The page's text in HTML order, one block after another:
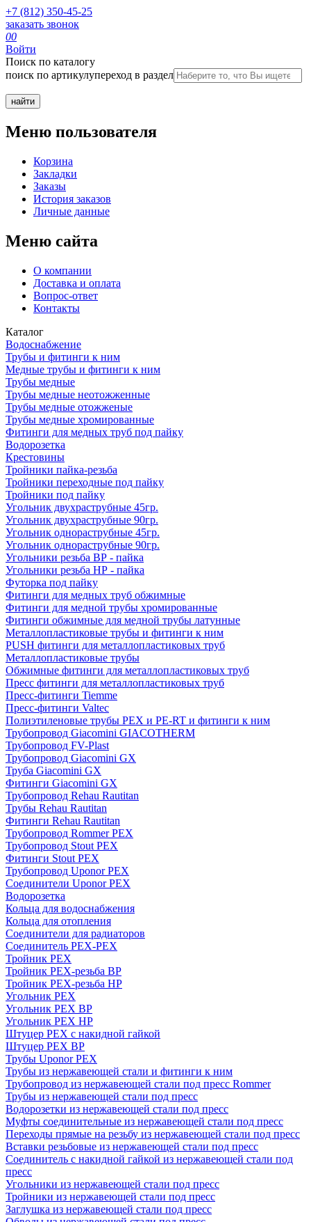
+7 (812) 350-45-25
заказать звонок
00
Войти
Поиск по каталогу
поиск по артикулупереход в раздел
Меню пользователя
Корзина
Закладки
Заказы
История заказов
Личные данные
Меню сайта
О компании
Доставка и оплата
Вопрос-ответ
Контакты
Каталог
Водоснабжение
Трубы и фитинги к ним
Медные трубы и фитинги к ним
Трубы медные
Трубы медные неотожженные
Трубы медные отожженые
Трубы медные хромированные
Фитинги для медных труб под пайку
Водорозетка
Крестовины
Тройники пайка-резьба
Тройники переходные под пайку
Тройники под пайку
Угольник двухраструбные 45гр.
Угольник двухраструбные 90гр.
Угольник однораструбные 45гр.
Угольник однораструбные 90гр.
Угольники резьба ВР - пайка
Угольники резьба НР - пайка
Футорка под пайку
Фитинги для медных труб обжимные
Фитинги для медной трубы хромированные
Фитинги обжимные для медной трубы латунные
Металлопластиковые трубы и фитинги к ним
PUSH фитинги для металлопластиковых труб
Металлопластиковые трубы
Обжимные фитинги для металлопластиковых труб
Пресс фитинги для металлопластиковых труб
Пресс-фитинги Tiemme
Пресс-фитинги Valtec
Полиэтиленовые трубы PEX и PE-RT и фитинги к ним
Трубопровод Giacomini GIACOTHERM
Трубопровод FV-Plast
Трубопровод Giacomini GX
Труба Giacomini GX
Фитинги Giacomini GX
Трубопровод Rehau Rautitan
Трубы Rehau Rautitan
Фитинги Rehau Rautitan
Трубопровод Rommer PEX
Трубопровод Stout PEX
Фитинги Stout PEX
Трубопровод Uponor PEX
Соединители Uponor PEX
Водорозетка
Кольца для водоснабжения
Кольца для отопления
Соединители для радиаторов
Соединитель PEX-PEX
Тройник PEX
Тройник PEX-резьба ВР
Тройник PEX-резьба НР
Угольник PEX
Угольник PEX ВР
Угольник PEX НР
Штуцер PEX c накидной гайкой
Штуцер PEX ВР
Трубы Uponor PEX
Трубы из нержавеющей стали и фитинги к ним
Трубопровод из нержавеющей стали под пресс Rommer
Трубы из нержавеющей стали под пресс
Водорозетки из нержавеющей стали под пресс
Муфты соединительные из нержавеющей стали под пресс
Переходы прямые на резьбу из нержавеющей стали под пресс
Вставки резьбовые из нержавеющей стали под пресс
Соединитель с накидной гайкой из нержавеющей стали под
пресс
Угольники из нержавеющей стали под пресс
Тройники из нержавеющей стали под пресс
Заглушка из нержавеющей стали под пресс